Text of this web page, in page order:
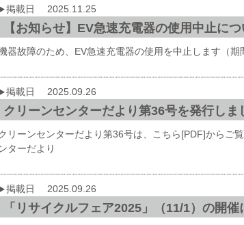
掲載日 2025.11.25
【お知らせ】EV急速充電器の使用中止につ
器故障のため、EV急速充電器の使用を中止します（期
掲載日 2025.09.26
クリーンセンターだより第36号を発行しま
リーンセンターだより第36号は、こちら[PDF]からご
ンターだより
掲載日 2025.09.26
「リサイクルフェア2025」（11/1）の開催